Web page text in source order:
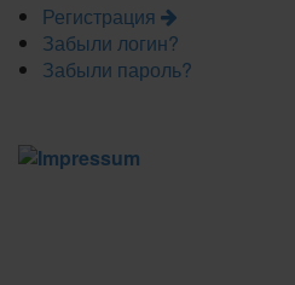
Регистрация
Забыли логин?
Забыли пароль?